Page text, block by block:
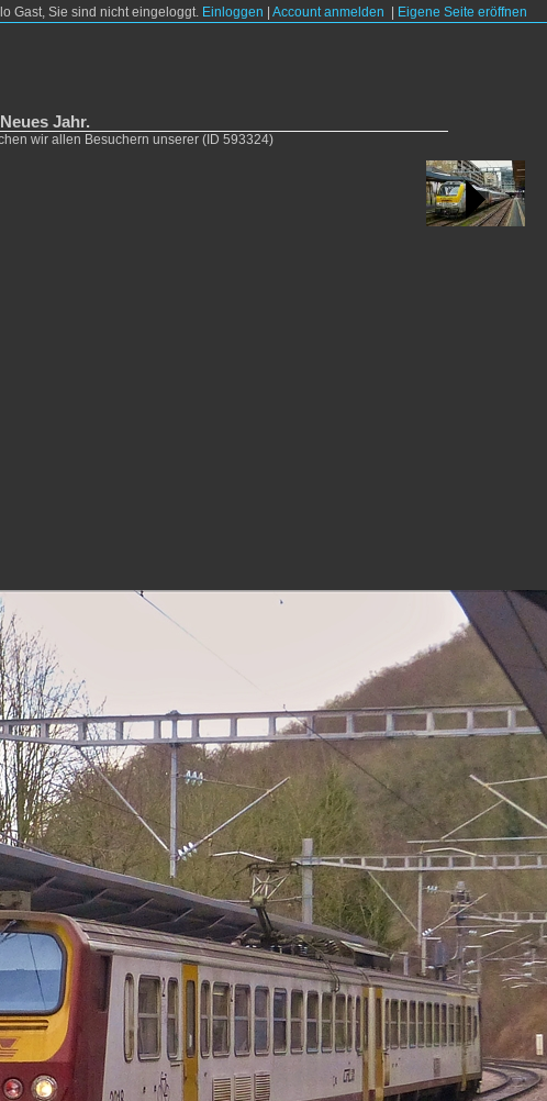
Gast, Sie sind nicht eingeloggt. Einloggen Account anmelden Eigene Seite eröffnen
Jahr.
wir allen Besuchern unserer (ID 593324)